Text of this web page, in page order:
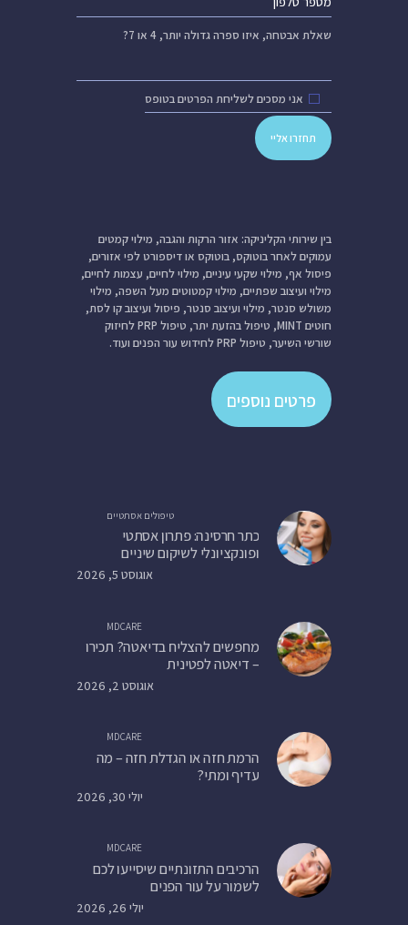
שאלת אבטחה, איזו ספרה גדולה יותר, 4 או 7?
אני מסכים לשליחת הפרטים בטופס
בין שירותי הקליניקה: אזור הרקות והגבה, מילוי קמטים
עמוקים לאחר בוטוקס, בוטוקס או דיספורט לפי אזורים,
פיסול אף, מילוי שקעי עיניים, מילוי לחיים, עצמות לחיים,
מילוי ועיצוב שפתיים, מילוי קמטוטים מעל השפה, מילוי
משולש סנטר, מילוי ועיצוב סנטר, פיסול ועיצוב קו לסת,
חוטים MINT, טיפול בהזעת יתר, טיפול PRP לחיזוק
שורשי השיער, טיפול PRP לחידוש עור הפנים ועוד.
פרטים נוספים
טיפולים אסתטיים
כתר חרסינה: פתרון אסתטי
ופונקציונלי לשיקום שיניים
אוגוסט 5, 2026
MDCARE
מחפשים להצליח בדיאטה? תכירו
– דיאטה לפטינית
אוגוסט 2, 2026
MDCARE
הרמת חזה או הגדלת חזה – מה
עדיף ומתי?
יולי 30, 2026
MDCARE
הרכיבים התזונתיים שיסייעו לכם
לשמור על עור הפנים
יולי 26, 2026